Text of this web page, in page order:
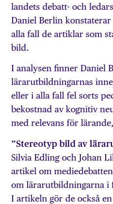
landets debatt- och
Daniel Berlin
alla fall de artiklar som
bild.
I analysen finner Daniel
lärarutbildningarnas
eller i alla fall fel sorts
bekostnad av kognitiv
med relevans för
”Stereotyp bild av
Silvia Edling och Johan
artikel om
om lärarutbildningarna i
I artikeln gör de också